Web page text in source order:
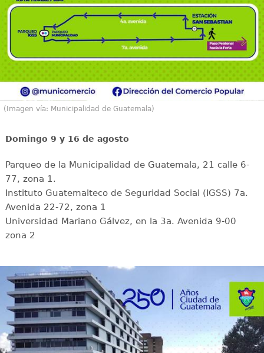
(Imagen vía: Municipalidad de Guatemala)
Domingo 9 y 16 de agosto
Parqueo de la Municipalidad de Guatemala, 21 calle 6-
77, zona 1.
Instituto Guatemalteco de Seguridad Social (IGSS) 7a.
Avenida 22-72, zona 1
Universidad Mariano Gálvez, en la 3a. Avenida 9-00
zona 2